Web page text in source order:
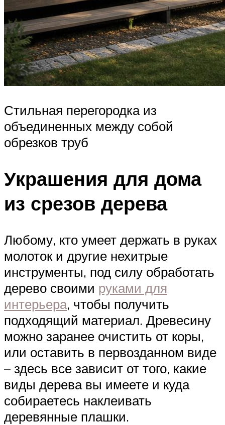
Стильная перегородка из
объединенных между собой
обрезков труб
Украшения для дома
из срезов дерева
Любому, кто умеет держать в руках
молоток и другие нехитрые
инструменты, под силу обработать
дерево своими руками для
интерьера, чтобы получить
подходящий материал. Древесину
можно заранее очистить от коры,
или оставить в первозданном виде
– здесь все зависит от того, какие
виды дерева вы имеете и куда
собираетесь наклеивать
деревянные плашки.